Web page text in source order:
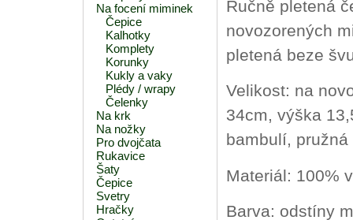
Na focení miminek
Čepice
Kalhotky
Komplety
Korunky
Kukly a vaky
Plédy / wrapy
Čelenky
Na krk
Na nožky
Pro dvojčata
Rukavice
Šaty
Čepice
Svetry
Hračky
Ručně pletená
novozorených
pletená beze
Velikost: na
34cm, výška
bambulí,
Materiál: 100%
Barva: odstíny